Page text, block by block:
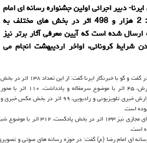
دبیر اجرائی اولین جشنواره رسانه ای امام
رضا (ع) اظهار داشت: 2 هزار و 498 اثر در بخش های مختلف به
ارسال شده است که آیین معرفی آثار برتر نیز
کرونائی، اواخر اردیبهشت انجام می
محسن هوشمند روز یکشنبه در گفت و گو با خبرنگار ایرنا گفت: از این تعداد ۱۳۸ اثر در بخش
خبر، ۱۸۴ اثر در بخش گزارش، ۴۵ اثر با موضوع سرمقاله و یادداشت، ۱۱۰ اثر با محور
مصاحبه، ۴۳ اثر با موضوع گزارش خبری تلویزیونی و رادیویی، ۹۹ اثر در بخش عکس خبری و
است.